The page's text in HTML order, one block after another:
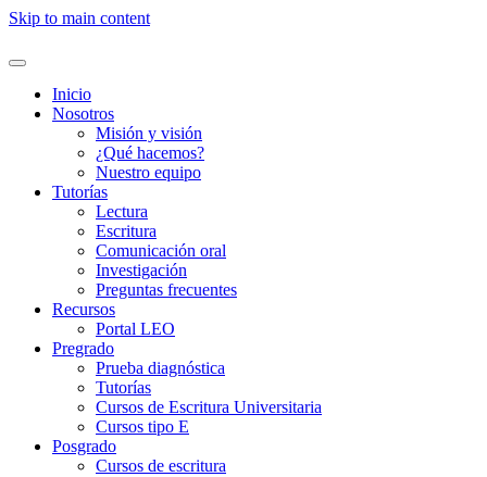
Skip to main content
Inicio
Nosotros
Misión y visión
¿Qué hacemos?
Nuestro equipo
Tutorías
Lectura
Escritura
Comunicación oral
Investigación
Preguntas frecuentes
Recursos
Portal LEO
Pregrado
Prueba diagnóstica
Tutorías
Cursos de Escritura Universitaria
Cursos tipo E
Posgrado
Cursos de escritura